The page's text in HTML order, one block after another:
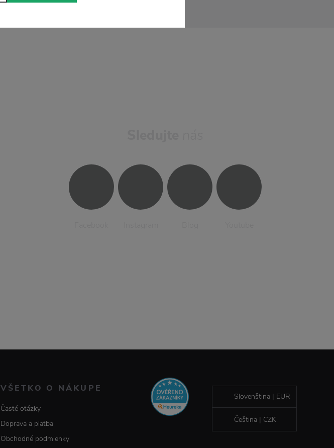
VŠETKO O NÁKUPE
Časté otázky
Doprava a platba
Obchodné podmienky
Slovenština | EUR
Čeština | CZK